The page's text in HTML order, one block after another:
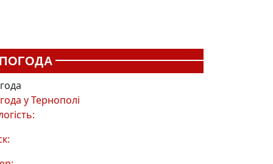
ПОГОДА
уТернополі